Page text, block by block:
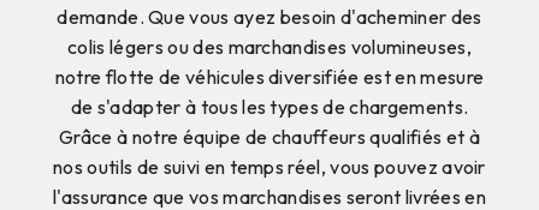
demande. Que vous ayez besoin d'acheminer des
colis légers ou des marchandises volumineuses,
notre flotte de véhicules diversifiée est en mesure
de s'adapter à tous les types de chargements.
Grâce à notre équipe de chauffeurs qualifiés et à
nos outils de suivi en temps réel, vous pouvez avoir
l'assurance que vos marchandises seront livrées en